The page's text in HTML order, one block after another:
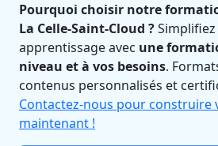
Pourquoi choisir notre
La Celle-Saint-Cloud ?
apprentissage avec une
niveau et à vos besoins.
contenus personnalisés et
Contactez-nous pour construire
maintenant !